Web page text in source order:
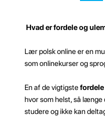
Hvad er fordele og
Lær polsk online er en
som onlinekurser og
En af de vigtigstefordele
hvor som helst, så
studere og ikke kan